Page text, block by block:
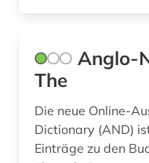
Anglo-
The
Die neue Online-
Dictionary (AND)
Einträge zu den